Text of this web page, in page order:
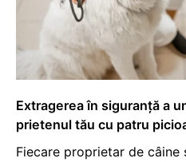
Extragerea în siguranță a
prietenul tău cu patru
Fiecare proprietar de câine